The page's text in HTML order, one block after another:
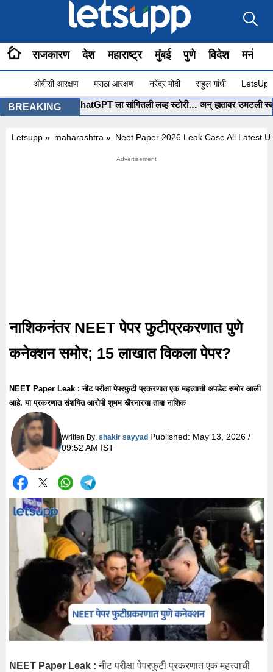
राजकारण देश महाराष्ट्र मुंबई पुणे विदेश
ओबीसी आरक्षण मराठा आरक्षण नरेंद्र मोदी राहुल गांधी
BREAKING
मुंबईच्या पोरीनं ChatGPT ला सांगितली लव्ह स्टोरी… अन् हातावर उमटली
Letsupp » maharashtra » Neet Paper 2026 Leak Case All Latest
नाशिकनंतर NEET पेपर फुटीप्रकरणात पुणे
कनेक्शन समोर; 15 लाखात विकला पेपर?
NEET Paper Leak : नीट परीक्षा पेपरफुटी प्रकरणात एक महत्त्वाची अपडेट समोर आली
आहे. या प्रकरणात संशयित आरोपी शुभम खैरनारचा ताबा नाशिक
Written By:shakir sayyad Published: May 13, 2026 /
09:52 AM IST
NEET Paper Leak : नीट परीक्षा पेपरफुटी प्रकरणात एक महत्त्वाची